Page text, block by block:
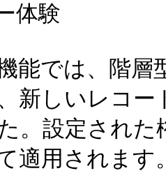
体験
能では、階
新しいレコ
。設定され
適用されます